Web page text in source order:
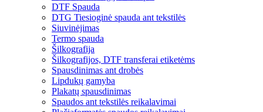
DTF Spauda
DTG Tiesioginė spauda ant tekstilės
Siuvinėjimas
Termo spauda
Šilkografija
Šilkografijos, DTF transferai etiketėms
Spausdinimas ant drobės
Lipdukų gamyba
Plakatų spausdinimas
Spaudos ant tekstilės reikalavimai